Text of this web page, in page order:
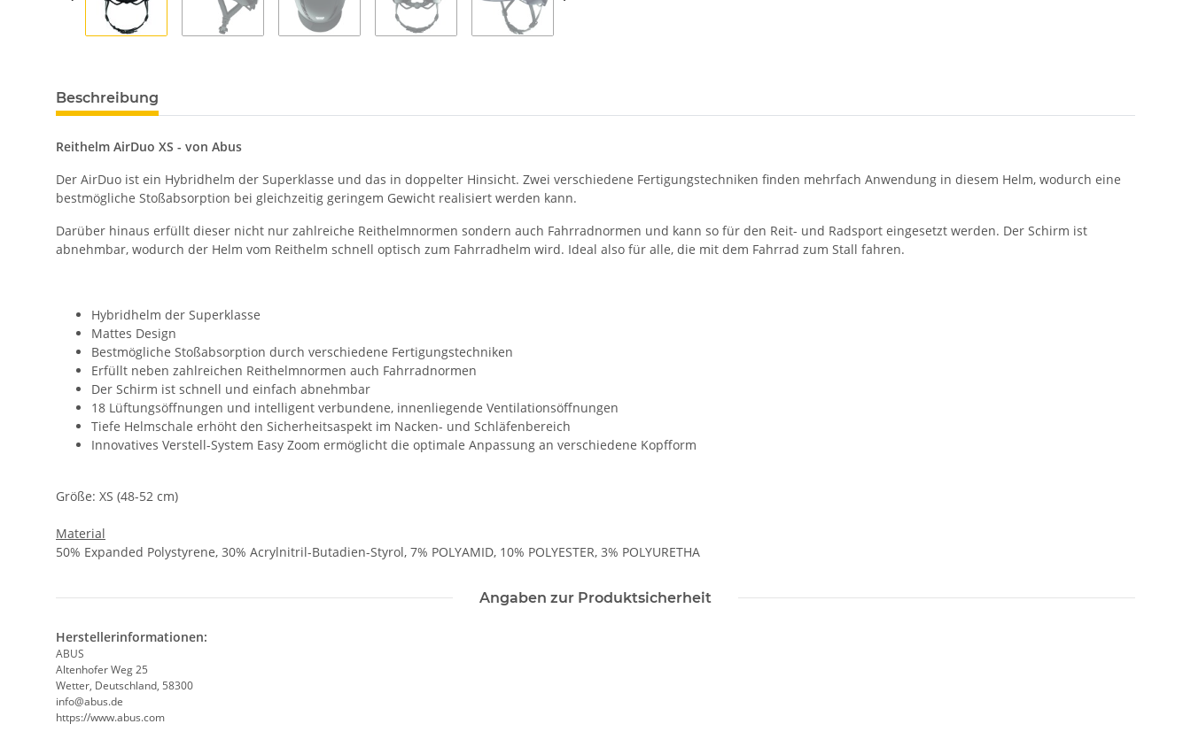
Beschreibung
Reithelm AirDuo XS - von Abus
Der AirDuo ist ein Hybridhelm der Superklasse und das in doppelter Hinsicht. Zwei verschiedene Fertigungstechniken finden mehrfach Anwendung in diesem Helm, wodurch eine
bestmögliche Stoßabsorption bei gleichzeitig geringem Gewicht realisiert werden kann.
Darüber hinaus erfüllt dieser nicht nur zahlreiche Reithelmnormen sondern auch Fahrradnormen und kann so für den Reit- und Radsport eingesetzt werden. Der Schirm ist
abnehmbar, wodurch der Helm vom Reithelm schnell optisch zum Fahrradhelm wird. Ideal also für alle, die mit dem Fahrrad zum Stall fahren.
Hybridhelm der Superklasse
Mattes Design
Bestmögliche Stoßabsorption durch verschiedene Fertigungstechniken
Erfüllt neben zahlreichen Reithelmnormen auch Fahrradnormen
Der Schirm ist schnell und einfach abnehmbar
18 Lüftungsöffnungen und intelligent verbundene, innenliegende Ventilationsöffnungen
Tiefe Helmschale erhöht den Sicherheitsaspekt im Nacken- und Schläfenbereich
Innovatives Verstell-System Easy Zoom ermöglicht die optimale Anpassung an verschiedene Kopfform
Größe: XS (48-52 cm)
Material
50% Expanded Polystyrene, 30% Acrylnitril-Butadien-Styrol, 7% POLYAMID, 10% POLYESTER, 3% POLYURETHA
Angaben zur Produktsicherheit
Herstellerinformationen:
ABUS
Altenhofer Weg 25
Wetter, Deutschland, 58300
info@abus.de
https://www.abus.com